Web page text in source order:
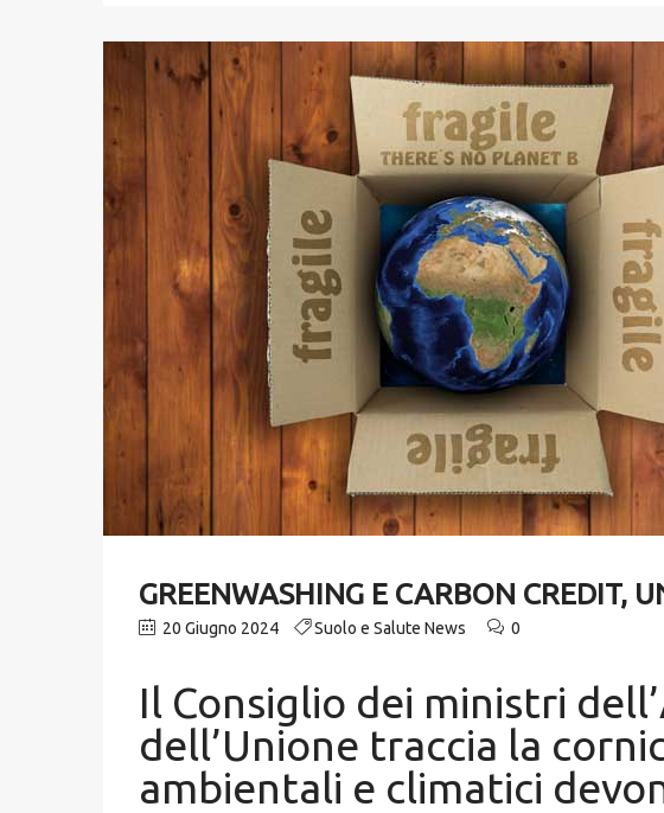
GREENWASHING E CARBON CREDIT,
20 Giugno 2024 Suolo e Salute News 0
Il Consiglio dei ministri
dell’Unione traccia la
ambientali e climatici